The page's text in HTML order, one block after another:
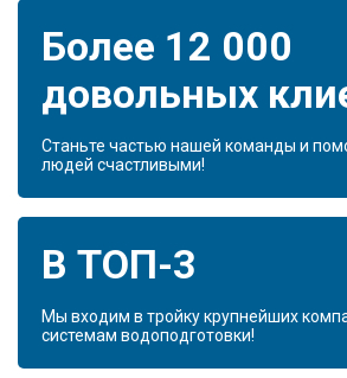
Более 12 000
довольных
Станьте частью нашей команды и
людей счастливыми!
В ТОП-3
Мы входим в тройку крупнейших
системам водоподготовки!